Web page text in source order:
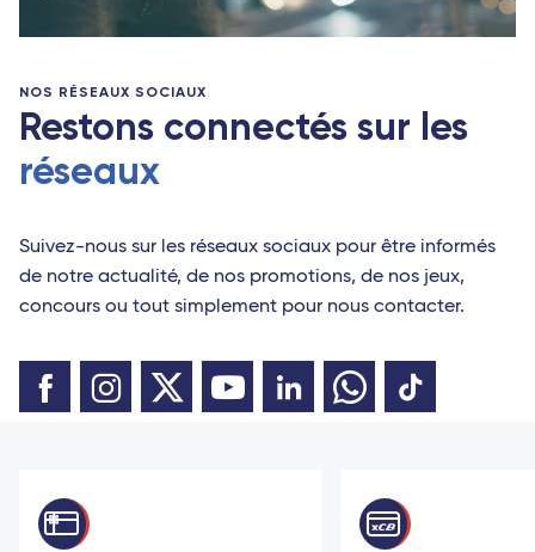
NOS RÉSEAUX SOCIAUX
Restons connectés sur les
réseaux
Suivez-nous sur les réseaux sociaux pour être informés
de notre actualité, de nos promotions, de nos jeux,
concours ou tout simplement pour nous contacter.